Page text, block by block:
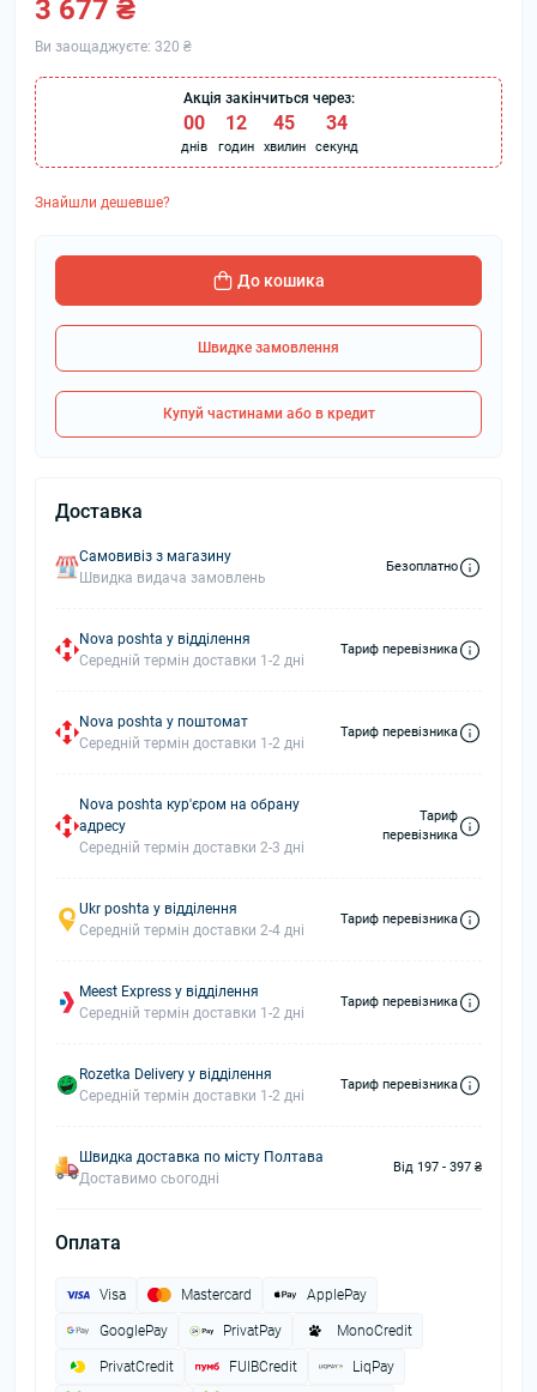
3 677 ₴
Ви заощаджуєте: 320 ₴
Акція закінчиться через:
00
днів
12
годин
45
хвилин
33
секунд
Знайшли дешевше?
До кошика
Швидке замовлення
Купуй частинами або в кредит
Доставка
Самовивіз з магазину
Швидка видача замовлень
Безоплатно
Nova poshta у відділення
Середній термін доставки 1-2 дні
Тариф перевізника
Nova poshta у поштомат
Середній термін доставки 1-2 дні
Тариф перевізника
Nova poshta кур'єром на обрану
адресу
Середній термін доставки 2-3 дні
Тариф
перевізника
Ukr poshta у відділення
Середній термін доставки 2-4 дні
Тариф перевізника
Meest Express у відділення
Середній термін доставки 1-2 дні
Тариф перевізника
Rozetka Delivery у відділення
Середній термін доставки 1-2 дні
Тариф перевізника
Швидка доставка по місту Полтава
Доставимо сьогодні
Від 197 - 397 ₴
Оплата
Visa Mastercard ApplePay
GooglePay PrivatPay MonoCredit
PrivatCredit FUIBCredit LiqPay